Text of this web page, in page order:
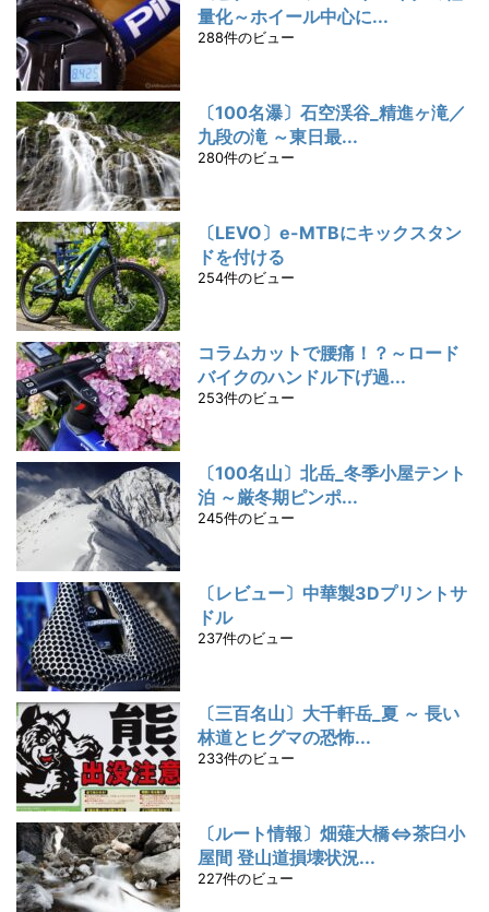
量化～ホイール中心に...
288件のビュー
〔100名瀑〕石空渓谷_精進ヶ滝／
九段の滝 ～東日最...
280件のビュー
〔LEVO〕e-MTBにキックスタン
ドを付ける
254件のビュー
コラムカットで腰痛！？～ロード
バイクのハンドル下げ過...
253件のビュー
〔100名山〕北岳_冬季小屋テント
泊 ～厳冬期ピンポ...
245件のビュー
〔レビュー〕中華製3Dプリントサ
ドル
237件のビュー
〔三百名山〕大千軒岳_夏 ～ 長い
林道とヒグマの恐怖...
233件のビュー
〔ルート情報〕畑薙大橋⇔茶臼小
屋間 登山道損壊状況...
227件のビュー